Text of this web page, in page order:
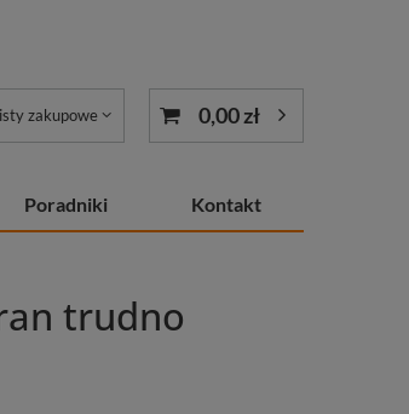
zakupowe 0,00 zł
Poradniki Kontakt
trudno